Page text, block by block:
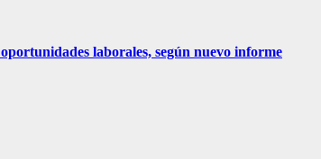
laborales, según nuevo informe